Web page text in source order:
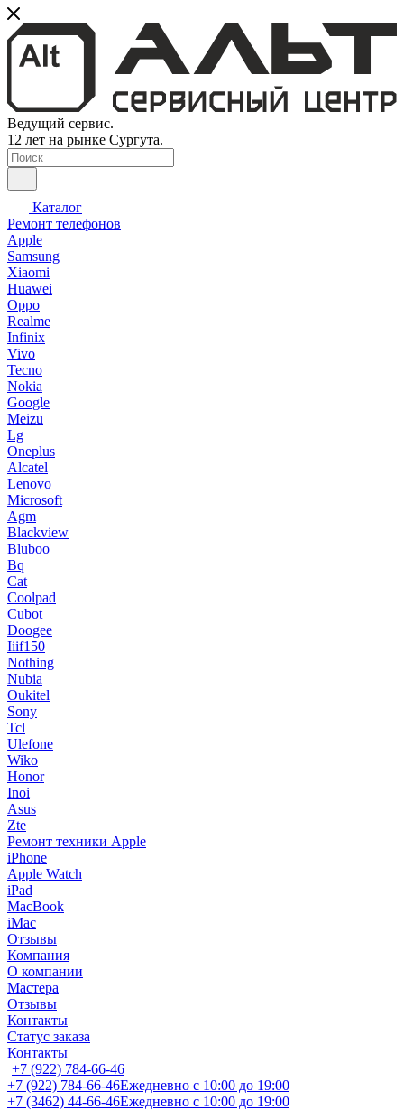
Ведущий сервис.
12 лет на рынке Сургута.
Каталог
Ремонт телефонов
Apple
Samsung
Xiaomi
Huawei
Oppo
Realme
Infinix
Vivo
Tecno
Nokia
Google
Meizu
Lg
Oneplus
Alcatel
Lenovo
Microsoft
Agm
Blackview
Bluboo
Bq
Cat
Coolpad
Cubot
Doogee
Iiif150
Nothing
Nubia
Oukitel
Sony
Tcl
Ulefone
Wiko
Honor
Inoi
Asus
Zte
Ремонт техники Apple
iPhone
Apple Watch
iPad
MacBook
iMac
Отзывы
Компания
О компании
Мастера
Отзывы
Контакты
Статус заказа
Контакты
+7 (922) 784-66-46
+7 (922) 784-66-46Ежедневно с 10:00 до 19:00
+7 (3462) 44-66-46Ежедневно с 10:00 до 19:00